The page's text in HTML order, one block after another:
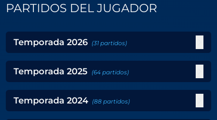
PARTIDOS DEL JUGADOR
Temporada 2026 (31 partidos)
Temporada 2025 (64 partidos)
Temporada 2024 (88 partidos)